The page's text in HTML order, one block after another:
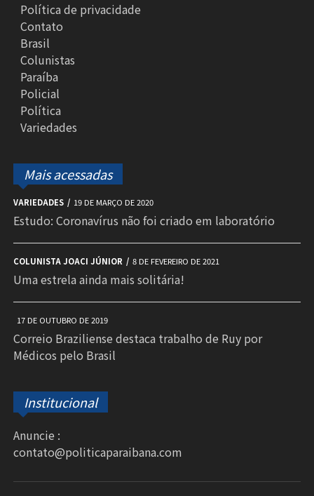
Política de privacidade
Contato
Brasil
Colunistas
Paraíba
Policial
Política
Variedades
Mais acessadas
VARIEDADES 19 DE MARÇO DE 2020
Estudo: Coronavírus não foi criado em laboratório
COLUNISTA JOACI JÚNIOR 8 DE FEVEREIRO DE 2021
Uma estrela ainda mais solitária!
17 DE OUTUBRO DE 2019
Correio Braziliense destaca trabalho de Ruy por
Médicos pelo Brasil
Institucional
Anuncie :
contato@politicaparaibana.com